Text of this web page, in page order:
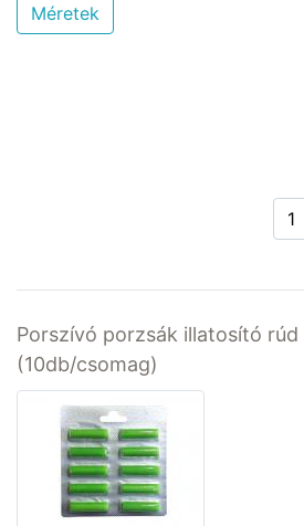
Méretek
Porszívó porzsák illatosító rúd
(10db/csomag)